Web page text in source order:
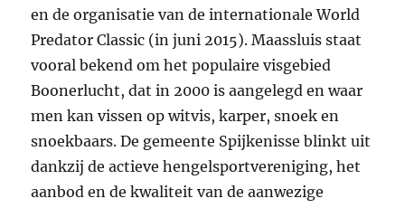
en de organisatie van de internationale World
Predator Classic (in juni 2015). Maassluis staat
vooral bekend om het populaire visgebied
Boonerlucht, dat in 2000 is aangelegd en waar
men kan vissen op witvis, karper, snoek en
snoekbaars. De gemeente Spijkenisse blinkt uit
dankzij de actieve hengelsportvereniging, het
aanbod en de kwaliteit van de aanwezige